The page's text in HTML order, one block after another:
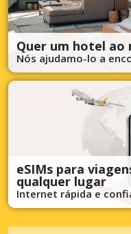
Quer um hotel ao
Nós ajudamo-lo a
eSIMs para
qualquer lugar
Internet rápida e